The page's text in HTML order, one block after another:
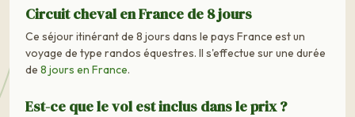
Circuit cheval en France de 8 jours
Ce séjour itinérant de 8 jours dans le pays France est un
voyage de type randos équestres. Il s'effectue sur une durée
de 8 jours en France.
Est-ce que le vol est inclus dans le prix ?